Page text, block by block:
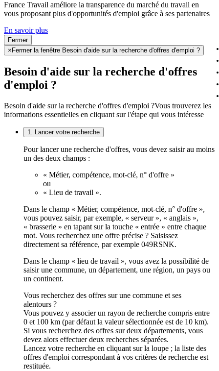
France Travail améliore la transparence du marché du travail en
vous proposant plus d'opportunités d'emploi grâce à ses partenaires
En savoir plus
Fermer
× Fermer la fenêtre Besoin d'aide sur la recherche d'offres d'emploi ?
Besoin d'aide sur la recherche d'offres
d'emploi ?
Besoin d'aide sur la recherche d'offres d'emploi ?Vous trouverez les
informations essentielles en cliquant sur l'étape qui vous intéresse
1. Lancer votre recherche
Pour lancer une recherche d'offres, vous devez saisir au moins
un des deux champs :
« Métier, compétence, mot-clé, n° d'offre »
ou
« Lieu de travail ».
Dans le champ « Métier, compétence, mot-clé, n° d'offre »,
vous pouvez saisir, par exemple, « serveur », « anglais »,
« brasserie » en tapant sur la touche « entrée » entre chaque
mot. Vous recherchez une offre précise ? Saisissez
directement sa référence, par exemple 049RSNK.
Dans le champ « lieu de travail », vous avez la possibilité de
saisir une commune, un département, une région, un pays ou
un continent.
Vous recherchez des offres sur une commune et ses
alentours ?
Vous pouvez y associer un rayon de recherche compris entre
0 et 100 km (par défaut la valeur sélectionnée est de 10 km).
Si vous recherchez des offres sur deux départements, vous
devez alors effectuer deux recherches séparées.
Lancez votre recherche en cliquant sur la loupe ; la liste des
offres d'emploi correspondant à vos critères de recherche est
restituée.